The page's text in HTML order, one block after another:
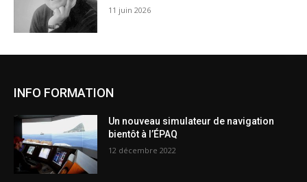
11 juin 2026
INFO FORMATION
Un nouveau simulateur de navigation
bientôt à l’ÉPAQ
12 décembre 2022